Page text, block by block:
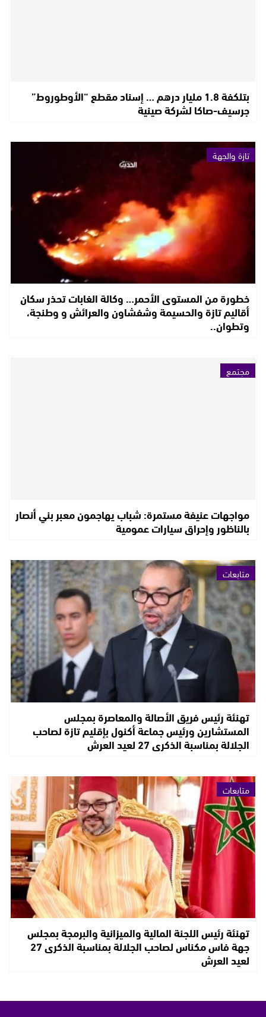
بتلكفة 1.8 مليار درهم … إسناد مقطع “الأوطوروط”
جرسيف-صاكا لشركة صينية
تازة والجهة
خطورة من المستوى الأحمر… وكالة الغابات تحذر سكان
أقاليم تازة والحسيمة وشفشاون والعرائش و وطنجة،
وتطوان..
مجتمع
مواجهات عنيفة مستمرة: شباب يهاجمون معبر بني أنصار
بالناظور وإحراق سيارات عمومية
متابعات
تهنئة رئيس فريق الأصالة والمعاصرة بمجلس
المستشارين ورئيس جماعة أكنول بإقليم تازة لصاحب
الجلالة بمناسبة الذكرى 27 لعيد العرش
متابعات
تهنئة رئيس اللجنة المالية والميزانية والبرمجة بمجلس
جهة فاس مكناس لصاحب الجلالة بمناسبة الذكرى 27
لعيد العرش